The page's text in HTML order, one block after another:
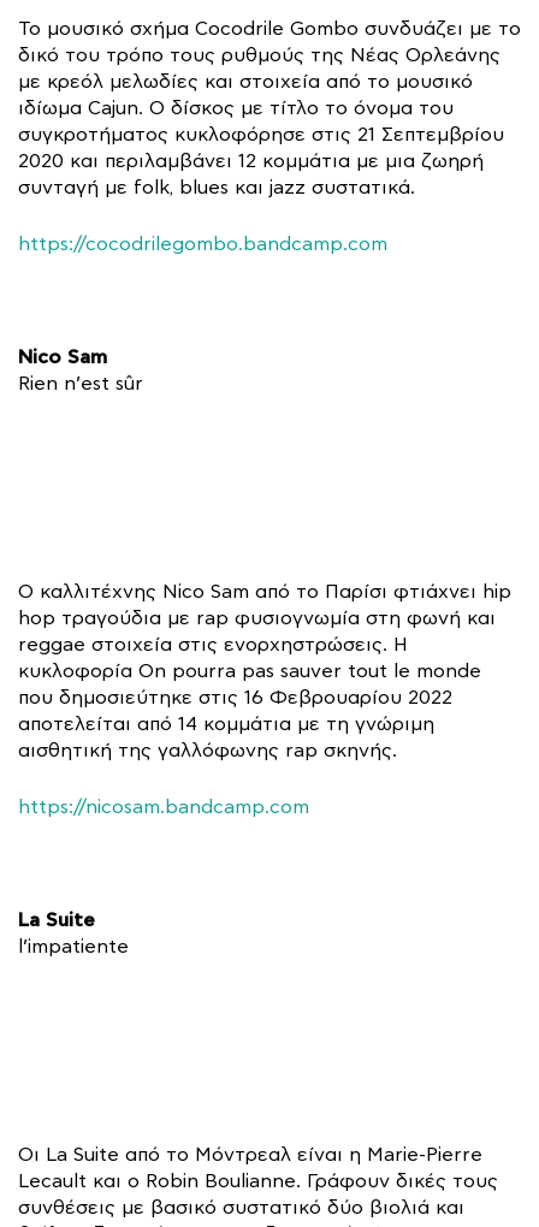
Το μουσικό σχήμα Cocodrile Gombo συνδυάζει με το
δικό του τρόπο τους ρυθμούς της Νέας Ορλεάνης
με κρεόλ μελωδίες και στοιχεία από το μουσικό
ιδίωμα Cajun. Ο δίσκος με τίτλο το όνομα του
συγκροτήματος κυκλοφόρησε στις 21 Σεπτεμβρίου
2020 και περιλαμβάνει 12 κομμάτια με μια ζωηρή
συνταγή με folk, blues και jazz συστατικά.
https://cocodrilegombo.bandcamp.com
Nico Sam
Rien n’est sûr
Ο καλλιτέχνης Nico Sam από το Παρίσι φτιάχνει hip
hop τραγούδια με rap φυσιογνωμία στη φωνή και
reggae στοιχεία στις ενορχηστρώσεις. Η
κυκλοφορία On pourra pas sauver tout le monde
που δημοσιεύτηκε στις 16 Φεβρουαρίου 2022
αποτελείται από 14 κομμάτια με τη γνώριμη
αισθητική της γαλλόφωνης rap σκηνής.
https://nicosam.bandcamp.com
La Suite
l’impatiente
Οι La Suite από το Μόντρεαλ είναι η Marie-Pierre
Lecault και ο Robin Boulianne. Γράφουν δικές τους
συνθέσεις με βασικό συστατικό δύο βιολιά και